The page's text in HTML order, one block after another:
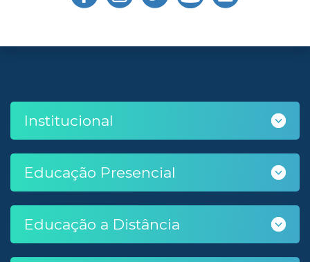
Institucional
Educação Presencial
Educação a Distância